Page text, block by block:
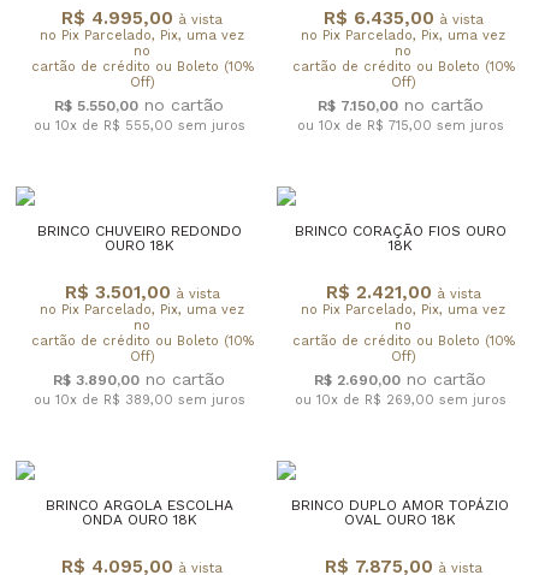
R$ 4.995,00 à vista
no Pix Parcelado, Pix, uma vez
no
cartão de crédito ou Boleto (10%
Off)
R$ 5.550,00
ou 10x de R$ 555,00 sem juros
R$ 6.435,00 à vista
no Pix Parcelado, Pix, uma vez
no
cartão de crédito ou Boleto (10%
Off)
R$ 7.150,00
ou 10x de R$ 715,00 sem juros
BRINCO CHUVEIRO REDONDO
OURO 18K
R$ 3.501,00 à vista
no Pix Parcelado, Pix, uma vez
no
cartão de crédito ou Boleto (10%
Off)
R$ 3.890,00
ou 10x de R$ 389,00 sem juros
BRINCO CORAÇÃO FIOS OURO
18K
R$ 2.421,00 à vista
no Pix Parcelado, Pix, uma vez
no
cartão de crédito ou Boleto (10%
Off)
R$ 2.690,00
ou 10x de R$ 269,00 sem juros
BRINCO ARGOLA ESCOLHA
ONDA OURO 18K
R$ 4.095,00 à vista
BRINCO DUPLO AMOR TOPÁZIO
OVAL OURO 18K
R$ 7.875,00 à vista